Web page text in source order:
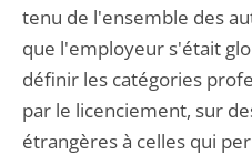
tenu de l'ensemble des
que l'employeur s'était
définir les catégories
par le licenciement, sur
étrangères à celles qui